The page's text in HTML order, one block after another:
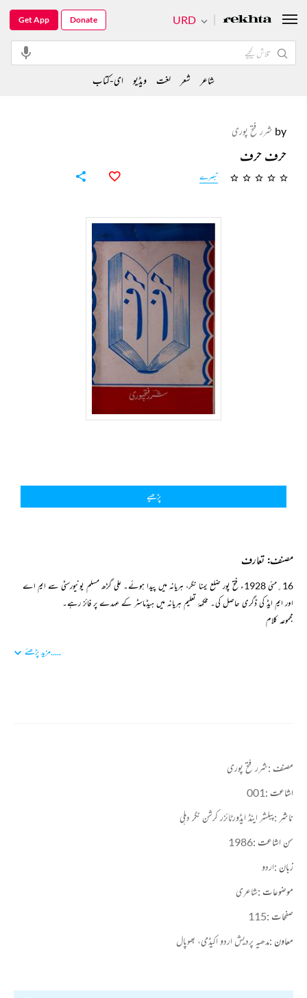
by شرر فتح پوری
حرف حرف
تبصرے
پڑھیے
مصنف: تعارف
16؍مئی 1928ء فتح پور ضلع یمنا نگر، ہریانہ میں پیدا ہوئے۔ علی گڑھ مسلم یونیورسٹی سے ایم اے
اور ایم ایڈ کی ڈگری حاصل کی۔ محکمۂ تعلیم ہریانہ میں ہیڈماسٹر کے عہدے پر فائز رہے۔
مجموعہ کلام
.....مزید پڑھئے
مصنف :شرر فتح پوری
اشاعت :001
ناشر :پبلشر اینڈ ایڈورٹائزر کرشن نگر دہلی
سن اشاعت :1986
زبان :اردو
موضوعات :شاعری
صفحات :115
معاون :مدھیہ پردیش اردو اکیڈمی، بھوپال
URD
Get App Donate
شاعر شعر لغت ویڈیو ای-کتاب